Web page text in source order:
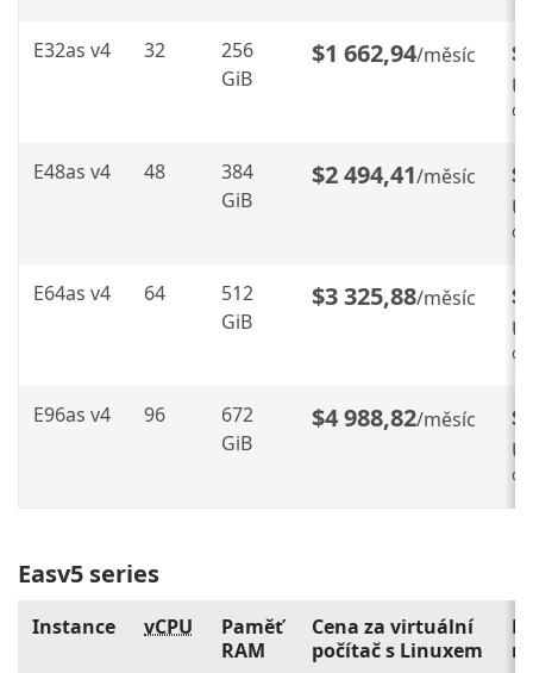
E32as v4 32
256
GiB
$1 662,94/měsíc
%
E48as v4 48
384
GiB
$2 494,41/měsíc
%
E64as v4 64
512
GiB
$3 325,88/měsíc
%
E96as v4 96
672
GiB
$4 988,82/měsíc
%
Easv5 series
Instance vCPU
Paměť
RAM
Cena za virtuální
počítač s Linuxem